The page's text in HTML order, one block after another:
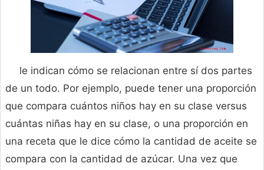
le indican cómo se relacionan entre sí dos partes
de un todo. Por ejemplo, puede tener una proporción
que compara cuántos niños hay en su clase versus
cuántas niñas hay en su clase, o una proporción en
una receta que le dice cómo la cantidad de aceite se
compara con la cantidad de azúcar. Una vez que